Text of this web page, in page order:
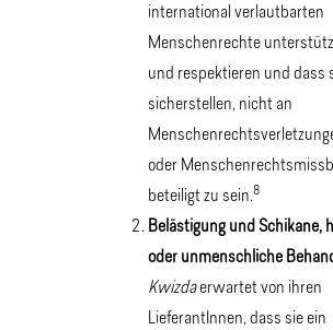
international verlautbarten
Menschenrechte
und respektieren und dass
sicherstellen, nicht an
oder
beteiligt zu sein.8
Belästigung und Schikane,
oder unmenschliche
Kwizdaerwartet von ihren
LieferantInnen, dass sie ein